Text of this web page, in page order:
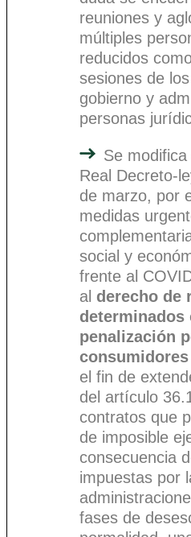
reuniones y
múltiples
reducidos
sesiones de
gobierno y
personas
Se
Real Decreto-
de marzo, por
medidas
social y
frente al
al derecho de
penalización
el fin de
del artículo
contratos que
de imposible
consecuencia
impuestas por
fases de